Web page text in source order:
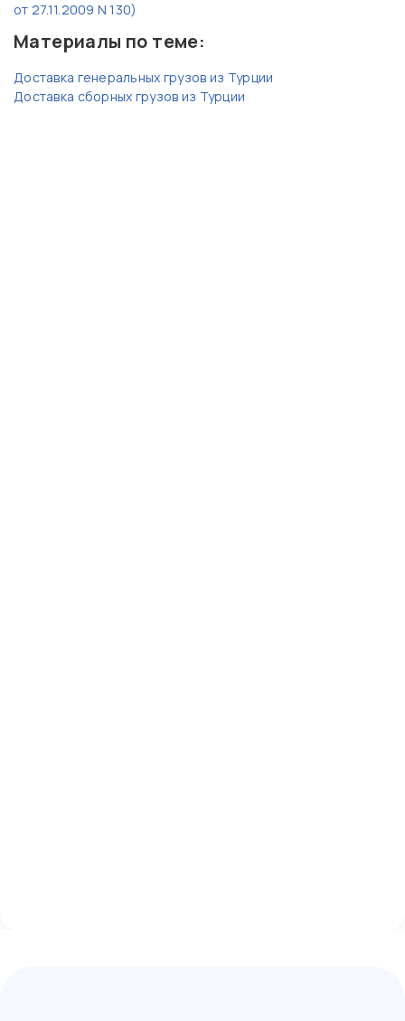
от 27.11.2009 N 130)
Материалы по теме:
Доставка генеральных грузов из Турции
Доставка сборных грузов из Турции